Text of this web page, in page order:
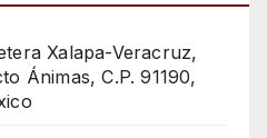
Xalapa-Veracruz,
Ánimas, C.P. 91190,